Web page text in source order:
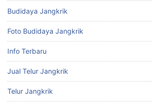
Budidaya Jangkrik
Foto Budidaya Jangkrik
Info Terbaru
Jual Telur Jangkrik
Telur Jangkrik